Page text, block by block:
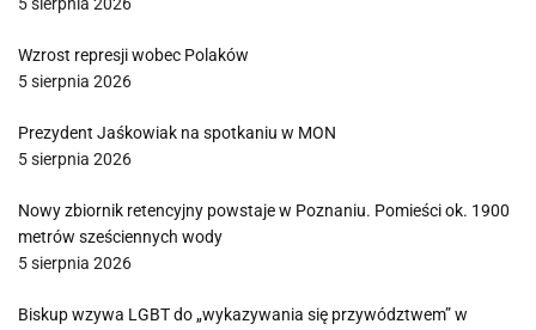
Wzrost represji wobec Polaków
5 sierpnia 2026
Prezydent Jaśkowiak na spotkaniu w MON
5 sierpnia 2026
Nowy zbiornik retencyjny powstaje w Poznaniu. Pomieści ok. 1900
metrów sześciennych wody
5 sierpnia 2026
Biskup wzywa LGBT do „wykazywania się przywództwem” w